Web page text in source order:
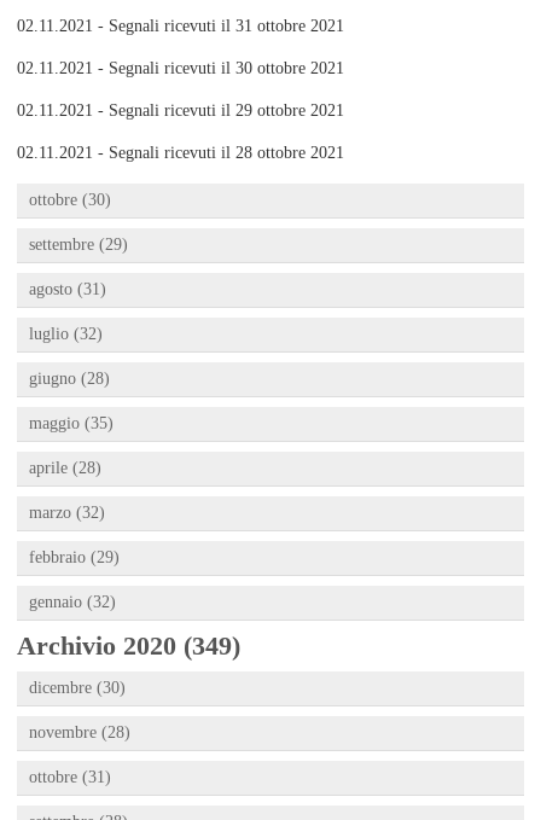
02.11.2021 - Segnali ricevuti il 31 ottobre 2021
02.11.2021 - Segnali ricevuti il 30 ottobre 2021
02.11.2021 - Segnali ricevuti il 29 ottobre 2021
02.11.2021 - Segnali ricevuti il 28 ottobre 2021
ottobre (30)
settembre (29)
agosto (31)
luglio (32)
giugno (28)
maggio (35)
aprile (28)
marzo (32)
febbraio (29)
gennaio (32)
Archivio 2020 (349)
dicembre (30)
novembre (28)
ottobre (31)